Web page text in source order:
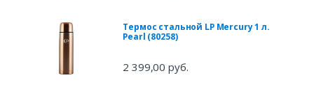
Термос стальной LP Mercury 1 л.
Pearl (80258)
2 399,00 руб.